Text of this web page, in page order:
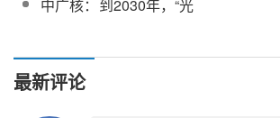
划选址、节地评价等报
中广核：到2030年，“光
最新评论